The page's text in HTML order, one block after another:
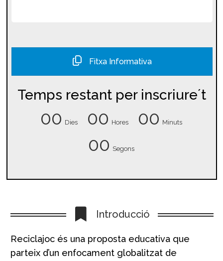
Fitxa Informativa
Temps restant per inscriure´t
00 Dies 00 Hores 00 Minuts
00 Segons
Introducció
Reciclajoc és una proposta educativa que
parteix d’un enfocament globalitzat de